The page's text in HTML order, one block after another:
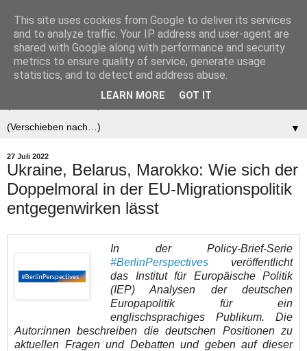
Der (europäische)
Föderalist
▼
27 Juli 2022
Ukraine, Belarus, Marokko: Wie sich der
Doppelmoral in der EU-Migrationspolitik
entgegenwirken lässt
In der Policy-Brief-Serie
#BerlinPerspectives veröffentlicht
das Institut für Europäische Politik
(IEP) Analysen der deutschen
Europapolitik für ein
englischsprachiges Publikum. Die
Autor:innen beschreiben die deutschen Positionen zu
aktuellen Fragen und Debatten und geben auf dieser
This site uses cookies from Google to deliver its services
and to analyze traffic. Your IP address and user-agent are
shared with Google along with performance and security
metrics to ensure quality of service, generate usage
statistics, and to detect and address abuse.
LEARN MORE GOT IT